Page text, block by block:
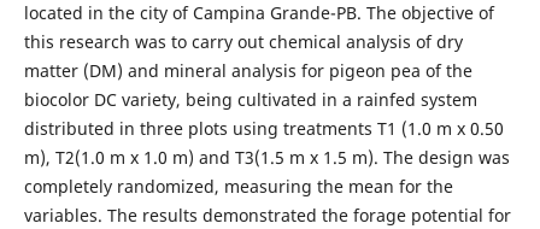
located in the city of Campina Grande-PB. The objective of
this research was to carry out chemical analysis of dry
matter (DM) and mineral analysis for pigeon pea of ​​the
biocolor DC variety, being cultivated in a rainfed system
distributed in three plots using treatments T1 (1.0 m x 0.50
m), T2(1.0 m x 1.0 m) and T3(1.5 m x 1.5 m). The design was
completely randomized, measuring the mean for the
variables. The results demonstrated the forage potential for